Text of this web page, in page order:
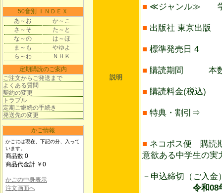
50音別 ＩＮＤＥＸ
あ～お
か～こ
さ～そ
た～と
な～の
は～ほ
ま～も
やゆよ
ら～わ
ＮＨＫ
定期購読のご案内
ご注文からご発送まで
よくある質問
契約の変更
トラブル
定期ご継続の手続き
発送先の変更
かご情報
かごには現在、下記の分、入って
います。
商品数 0
商品代金計 ￥0
かごの中身表示
注文画面へ
説明
■ ≪ジャンル≫ 学
■ 出版社 東京出版
■ 標準発売日 4
■ 購読期間 本
■ 購読料金(税込)
■ 特典・割引
■ ネコポス便 購読
意欲ある中学生の実
－申込締切（ご入
令和08年05